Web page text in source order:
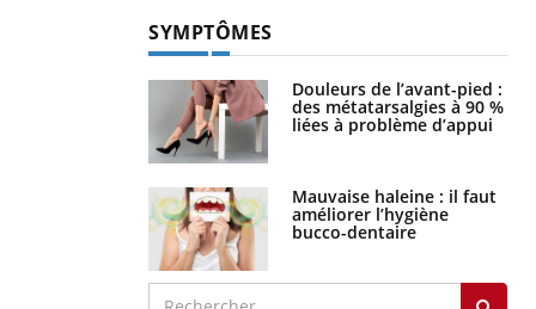
SYMPTÔMES
Douleurs de l’avant-pied :
des métatarsalgies à 90 %
liées à problème d’appui
Mauvaise haleine : il faut
améliorer l’hygiène
bucco-dentaire